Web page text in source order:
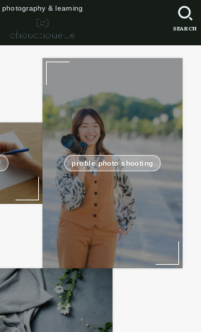
photography & learning
SEARCH
profile photo shooting